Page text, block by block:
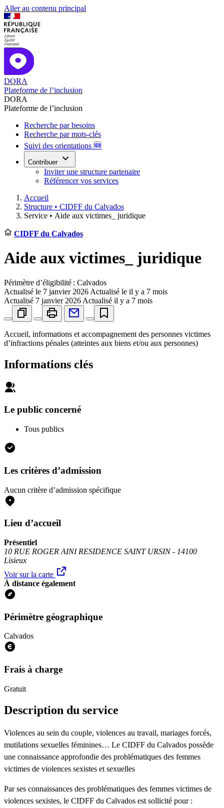
Aller au contenu principal
DORA
Plateforme de l’inclusion
DORA
Plateforme de l’inclusion
Recherche par besoins
Recherche par mots-clés
Suivi des orientations 🆕
Contribuer
Inviter une structure partenaire
Référencer vos services
Accueil
Structure • CIDFF du Calvados
Service • Aide aux victimes_ juridique
CIDFF du Calvados
Aide aux victimes_ juridique
Périmètre d’éligibilité : Calvados
Actualisé le 7 janvier 2026 Actualisé le il y a 7 mois
Actualisé 7 janvier 2026 Actualisé il y a 7 mois
Accueil, informations et accompagnement des personnes victimes
d’infractions pénales (atteintes aux biens et/ou aux personnes)
Informations clés
Le public concerné
Tous publics
Les critères d’admission
Aucun critère d’admission spécifique
Lieu d’accueil
Présentiel
10 RUE ROGER AINI RESIDENCE SAINT URSIN - 14100
Lisieux
Voir sur la carte
À distance également
Périmètre géographique
Calvados
Frais à charge
Gratuit
Description du service
Violences au sein du couple, violences au travail, mariages forcés,
mutilations sexuelles féminines… Le CIDFF du Calvados possède
une connaissance approfondie des problématiques des femmes
victimes de violences sexistes et sexuelles
Par ses connaissances des problématiques des femmes victimes de
violences sexistes, le CIDFF du Calvados est sollicité pour :